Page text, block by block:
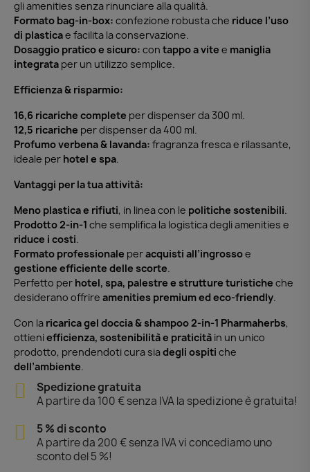
gli amenities senza rinunciare alla qualità.
Formato bag-in-box: confezione robusta che riduce l’uso
di plasticae facilita la conservazione.
Dosaggio pratico e sicuro: con tappo a vite e maniglia
integrata per un utilizzo semplice.
Efficienza & risparmio:
16,6 ricariche complete per dispenser da 300 ml.
12,5 ricariche per dispenser da 400 ml.
Profumo verbena & lavanda: fragranza fresca e rilassante,
ideale per hotel e spa.
Vantaggi per la tua attività:
Meno plastica e rifiuti, in linea con le politiche sostenibili.
Prodotto 2-in-1 che semplifica la logistica degli amenities e
riduce i costi.
Formato professionale peracquisti all’ingrossoe
gestione efficiente delle scorte.
Perfetto per hotel, spa, palestre e strutture turistiche che
desiderano offrire amenities premium ed eco-friendly.
Con la ricarica gel doccia & shampoo 2-in-1 Pharmaherbs,
ottieniefficienza, sostenibilità e praticità in un unico
prodotto, prendendoti cura siadegli ospiti che
dell’ambiente.
Spedizione gratuita
A partire da 100 € senza IVA la spedizione è gratuita!
5 % di sconto
A partire da 200 € senza IVA vi concediamo uno
sconto del 5 %!